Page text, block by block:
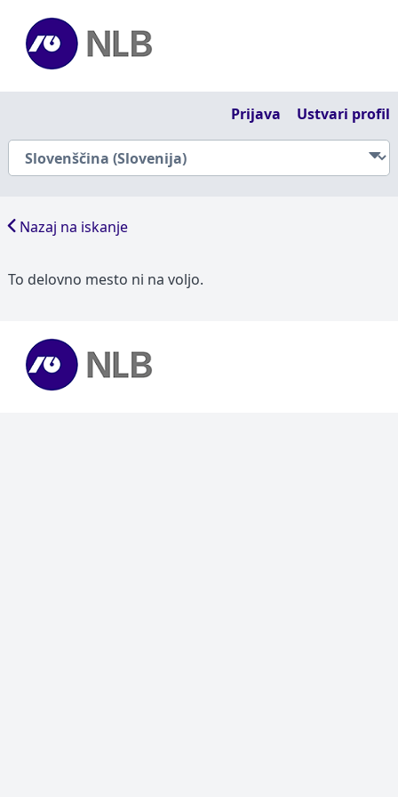
Prijava Ustvari profil
Nazaj na iskanje
To delovno mesto ni na voljo.